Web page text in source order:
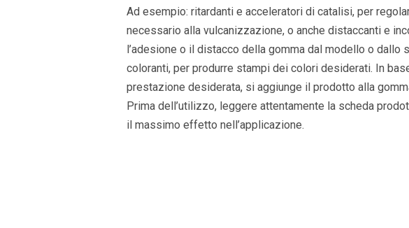
Ad esempio: ritardanti e acceleratori di catalisi, per
necessario alla vulcanizzazione, o anche distaccanti e
l’adesione o il distacco della gomma dal modello o dallo
coloranti, per produrre stampi dei colori desiderati. In
prestazione desiderata, si aggiunge il prodotto alla
Prima dell’utilizzo, leggere attentamente la scheda
il massimo effetto nell’applicazione.